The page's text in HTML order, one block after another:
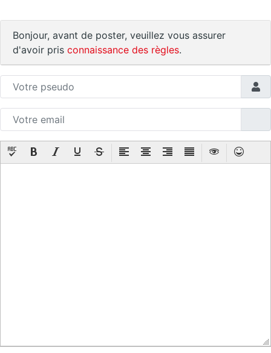
Bonjour, avant de poster, veuillez vous assurer
d'avoir pris connaissance des règles.